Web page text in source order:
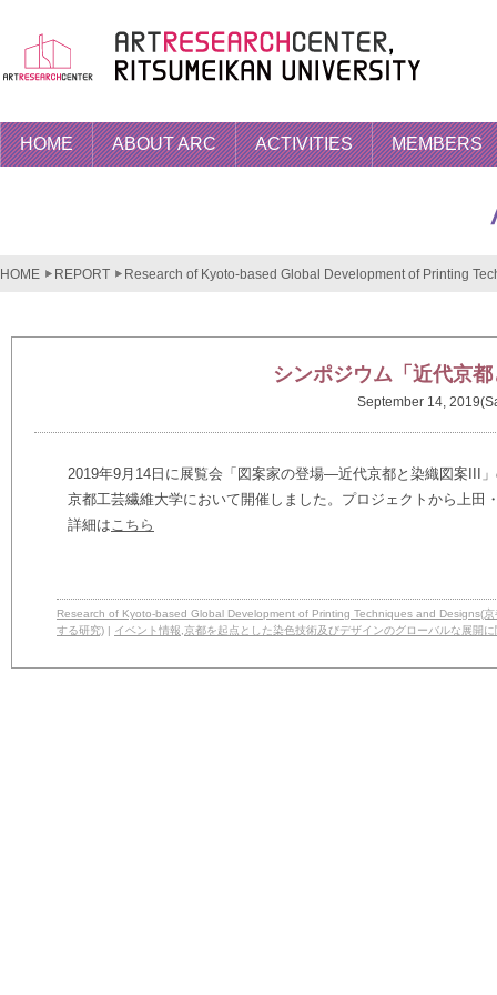
HOME ABOUT ARC ACTIVITIES MEMBERS
HOME REPORT Research of Kyoto-based Global Development of Printing
シンポジウム「近代京
September 14,
2019年9月14日に展覧会「図案家の登場―近代京都と染織図案III
京都工芸繊維大学において開催しました。プロジェクトから上田
詳細は こちら
Research of Kyoto-based Global Development of Printing Techniques and Designs(
する研究) | イベント情報 京都を起点とした染色技術及びデザインのグローバルな展開